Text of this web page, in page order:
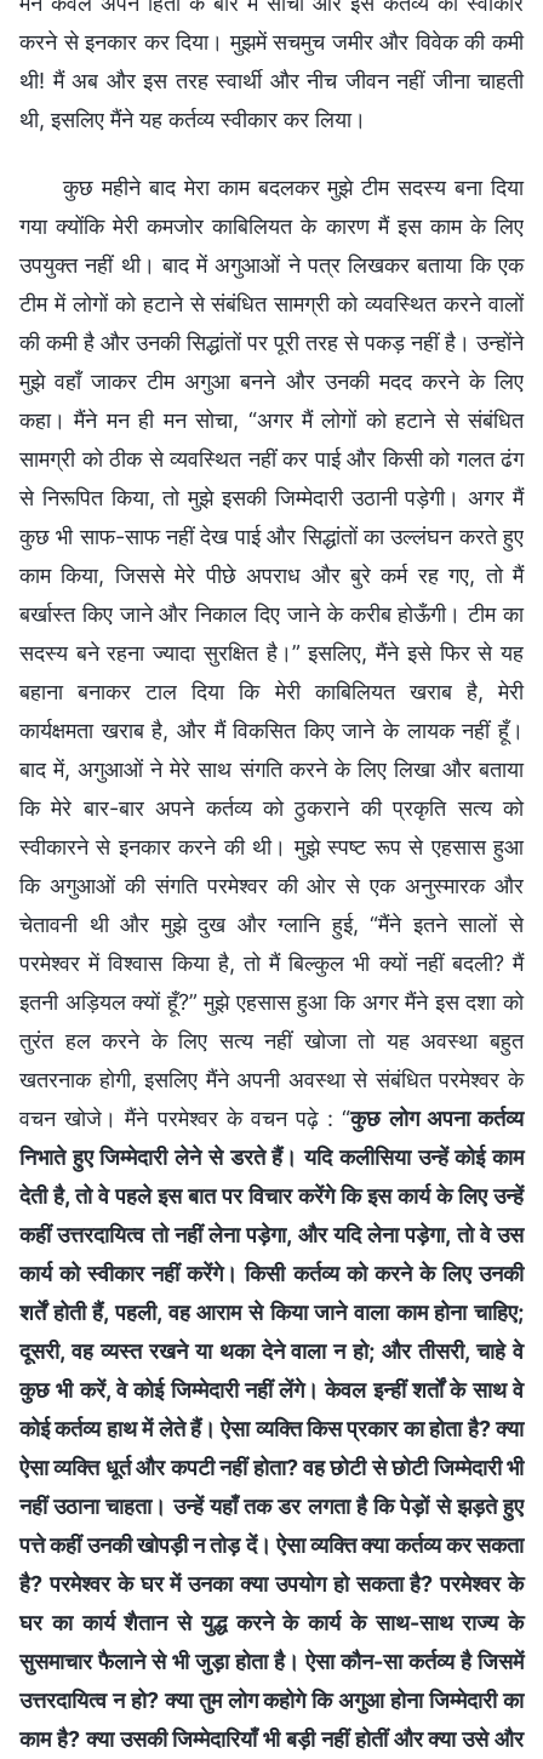
करने से इनकार कर दिया। मुझमें सचमुच जमीर और विवेक की कमी
थी! मैं अब और इस तरह स्वार्थी और नीच जीवन नहीं जीना चाहती
थी, इसलिए मैंने यह कर्तव्य स्वीकार कर लिया।
कुछ महीने बाद मेरा काम बदलकर मुझे टीम सदस्य बना दिया
गया क्योंकि मेरी कमजोर काबिलियत के कारण मैं इस काम के लिए
उपयुक्त नहीं थी। बाद में अगुआओं ने पत्र लिखकर बताया कि एक
टीम में लोगों को हटाने से संबंधित सामग्री को व्यवस्थित करने वालों
की कमी है और उनकी सिद्धांतों पर पूरी तरह से पकड़ नहीं है। उन्होंने
मुझे वहाँ जाकर टीम अगुआ बनने और उनकी मदद करने के लिए
कहा। मैंने मन ही मन सोचा, “अगर मैं लोगों को हटाने से संबंधित
सामग्री को ठीक से व्यवस्थित नहीं कर पाई और किसी को गलत ढंग
से निरूपित किया, तो मुझे इसकी जिम्मेदारी उठानी पड़ेगी। अगर मैं
कुछ भी साफ-साफ नहीं देख पाई और सिद्धांतों का उल्लंघन करते हुए
काम किया, जिससे मेरे पीछे अपराध और बुरे कर्म रह गए, तो मैं
बर्खास्त किए जाने और निकाल दिए जाने के करीब होऊँगी। टीम का
सदस्य बने रहना ज्यादा सुरक्षित है।” इसलिए, मैंने इसे फिर से यह
बहाना बनाकर टाल दिया कि मेरी काबिलियत खराब है, मेरी
कार्यक्षमता खराब है, और मैं विकसित किए जाने के लायक नहीं हूँ।
बाद में, अगुआओं ने मेरे साथ संगति करने के लिए लिखा और बताया
कि मेरे बार-बार अपने कर्तव्य को ठुकराने की प्रकृति सत्य को
स्वीकारने से इनकार करने की थी। मुझे स्पष्ट रूप से एहसास हुआ
कि अगुआओं की संगति परमेश्वर की ओर से एक अनुस्मारक और
चेतावनी थी और मुझे दुख और ग्लानि हुई, “मैंने इतने सालों से
परमेश्वर में विश्वास किया है, तो मैं बिल्कुल भी क्यों नहीं बदली? मैं
इतनी अड़ियल क्यों हूँ?” मुझे एहसास हुआ कि अगर मैंने इस दशा को
तुरंत हल करने के लिए सत्य नहीं खोजा तो यह अवस्था बहुत
खतरनाक होगी, इसलिए मैंने अपनी अवस्था से संबंधित परमेश्वर के
वचन खोजे। मैंने परमेश्वर के वचन पढ़े : “कुछ लोग अपना कर्तव्य
निभाते हुए जिम्मेदारी लेने से डरते हैं। यदि कलीसिया उन्हें कोई काम
देती है, तो वे पहले इस बात पर विचार करेंगे कि इस कार्य के लिए उन्हें
कहीं उत्तरदायित्व तो नहीं लेना पड़ेगा, और यदि लेना पड़ेगा, तो वे उस
कार्य को स्वीकार नहीं करेंगे। किसी कर्तव्य को करने के लिए उनकी
शर्तें होती हैं, पहली, वह आराम से किया जाने वाला काम होना चाहिए;
दूसरी, वह व्यस्त रखने या थका देने वाला न हो; और तीसरी, चाहे वे
कुछ भी करें, वे कोई जिम्मेदारी नहीं लेंगे। केवल इन्हीं शर्तों के साथ वे
कोई कर्तव्य हाथ में लेते हैं। ऐसा व्यक्ति किस प्रकार का होता है? क्या
ऐसा व्यक्ति धूर्त और कपटी नहीं होता? वह छोटी से छोटी जिम्मेदारी भी
नहीं उठाना चाहता। उन्हें यहाँ तक डर लगता है कि पेड़ों से झड़ते हुए
पत्ते कहीं उनकी खोपड़ी न तोड़ दें। ऐसा व्यक्ति क्या कर्तव्य कर सकता
है? परमेश्वर के घर में उनका क्या उपयोग हो सकता है? परमेश्वर के
घर का कार्य शैतान से युद्ध करने के कार्य के साथ-साथ राज्य के
सुसमाचार फैलाने से भी जुड़ा होता है। ऐसा कौन-सा कर्तव्य है जिसमें
उत्तरदायित्व न हो? क्या तुम लोग कहोगे कि अगुआ होना जिम्मेदारी का
काम है? क्या उसकी जिम्मेदारियाँ भी बड़ी नहीं होतीं और क्या उसे और